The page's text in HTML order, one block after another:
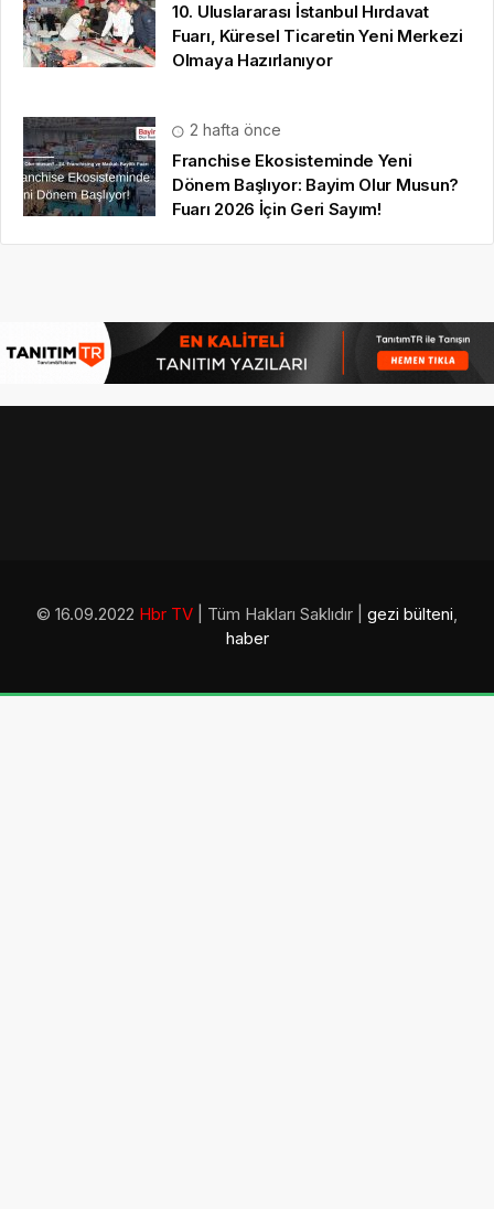
10. Uluslararası İstanbul Hırdavat
Fuarı, Küresel Ticaretin Yeni Merkezi
Olmaya Hazırlanıyor
2 hafta önce
Franchise Ekosisteminde Yeni
Dönem Başlıyor: Bayim Olur Musun?
Fuarı 2026 İçin Geri Sayım!
© 16.09.2022 Hbr TV | Tüm Hakları Saklıdır | gezi bülteni,
haber